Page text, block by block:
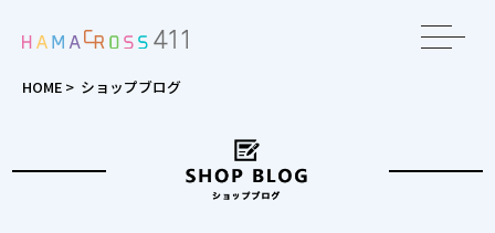
HOME > ショップブログ